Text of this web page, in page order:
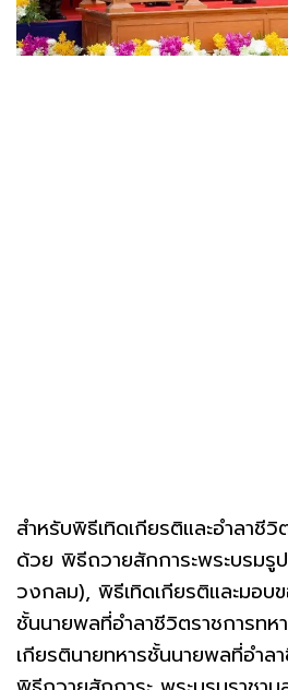
สำหรับพิธีเทิดเกียรติและอำลาชี
ด้วย พิธีถวายสักการะพระบรมรู
วงกลม), พิธีเทิดเกียรติและมอบ
ชั้นนายพลที่อำลาชีวิตราชการทห
เกียรตินายทหารชั้นนายพลที่อำล